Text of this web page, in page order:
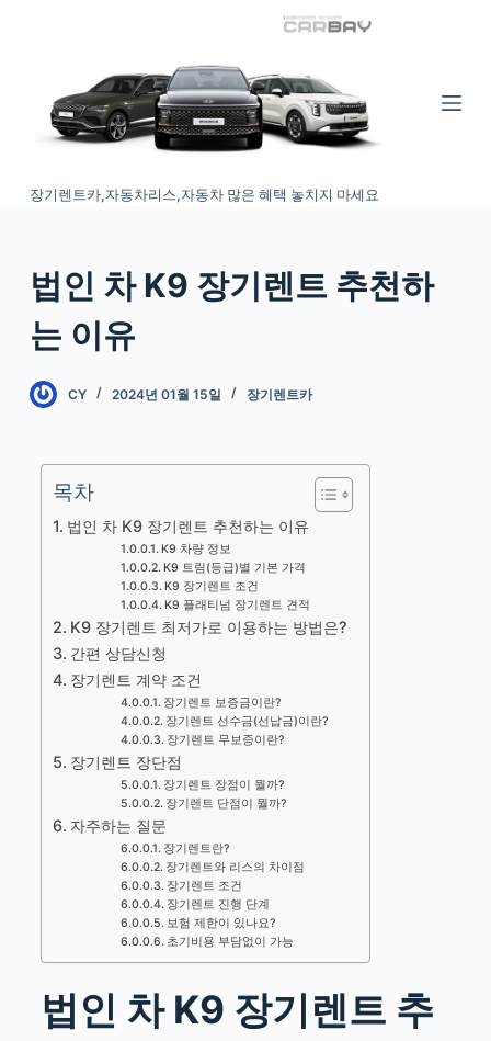
c장기렌트카,자동차리스,자동차 많은 혜택 놓치지 마세요
법인 차 K9 장기렌트 추천하
는 이유
CY 2024년 01월 15일 장기렌트카
목차
법인 차 K9 장기렌트 추천하는 이유
K9 차량 정보
K9 트림(등급)별 기본 가격
K9 장기렌트 조건
K9 플래티넘 장기렌트 견적
K9 장기렌트 최저가로 이용하는 방법은?
간편 상담신청
장기렌트 계약 조건
장기렌트 보증금이란?
장기렌트 선수금(선납금)이란?
장기렌트 무보증이란?
장기렌트 장단점
장기렌트 장점이 뭘까?
장기렌트 단점이 뭘까?
자주하는 질문
장기렌트란?
장기렌트와 리스의 차이점
장기렌트 조건
장기렌트 진행 단계
보험 제한이 있나요?
초기비용 부담없이 가능
법인 차 K9 장기렌트 추